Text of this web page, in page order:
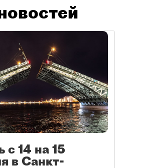
с 14 на 15
в Санкт-